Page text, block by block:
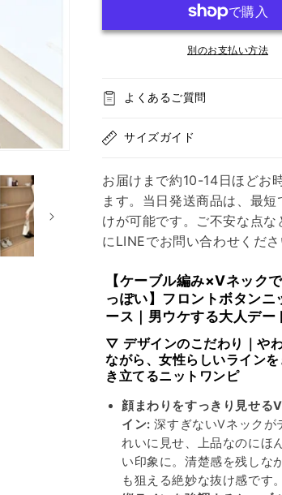
ブ
ト
ン
ー
ス
の
数
を
減
ら
す
ー
ブ
ル
ッ
ト
ー
ス
の
数
を
増
や
す
別のお支払い方法
よくあるご質問
サイズガイド
お届けまで約10-14日ほどお
ます。当日発送商品は、最短
けが可能です。ご不安な点な
にLINEでお問い合わせくださ
【ケーブル編み×Vネック
っぽい】フロントボタンニ
ース｜男ウケする大人デー
▽ デザインのこだわり｜や
ながら、女性らしいラインを
き立てるニットワンピ
顔まわりをすっきり見せる
イン: 深すぎないVネックが
れいに見せ、上品なのにほ
い印象に。清楚感を残しな
も狙える絶妙な抜け感です。